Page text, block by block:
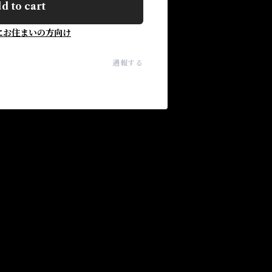
to cart
お住まいの方向け
通報する